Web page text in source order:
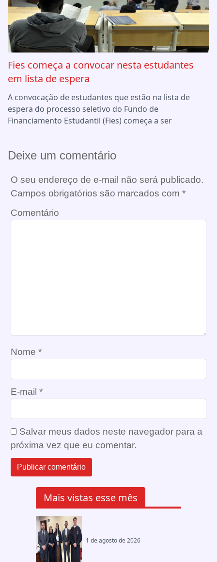
Fies começa a convocar nesta estudantes
em lista de espera
A convocação de estudantes que estão na lista de
espera do processo seletivo do Fundo de
Financiamento Estudantil (Fies) começa a ser
Deixe um comentário
O seu endereço de e-mail não será publicado.
Campos obrigatórios são marcados com *
Comentário
Nome *
E-mail *
Salvar meus dados neste navegador para a
próxima vez que eu comentar.
Mais vistas esse mês
1 de agosto de 2026